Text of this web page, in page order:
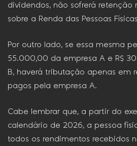
dividendos, não sofrerá retenção
sobre a Renda das Pessoas
Por outro lado, se essa mesma
55.000,00 da empresa A e R$
B, haverá tributação apenas em
pagos pela empresa A.
Cabe lembrar que, a partir do
calendário de 2026, a pessoa
todos os rendimentos recebidos